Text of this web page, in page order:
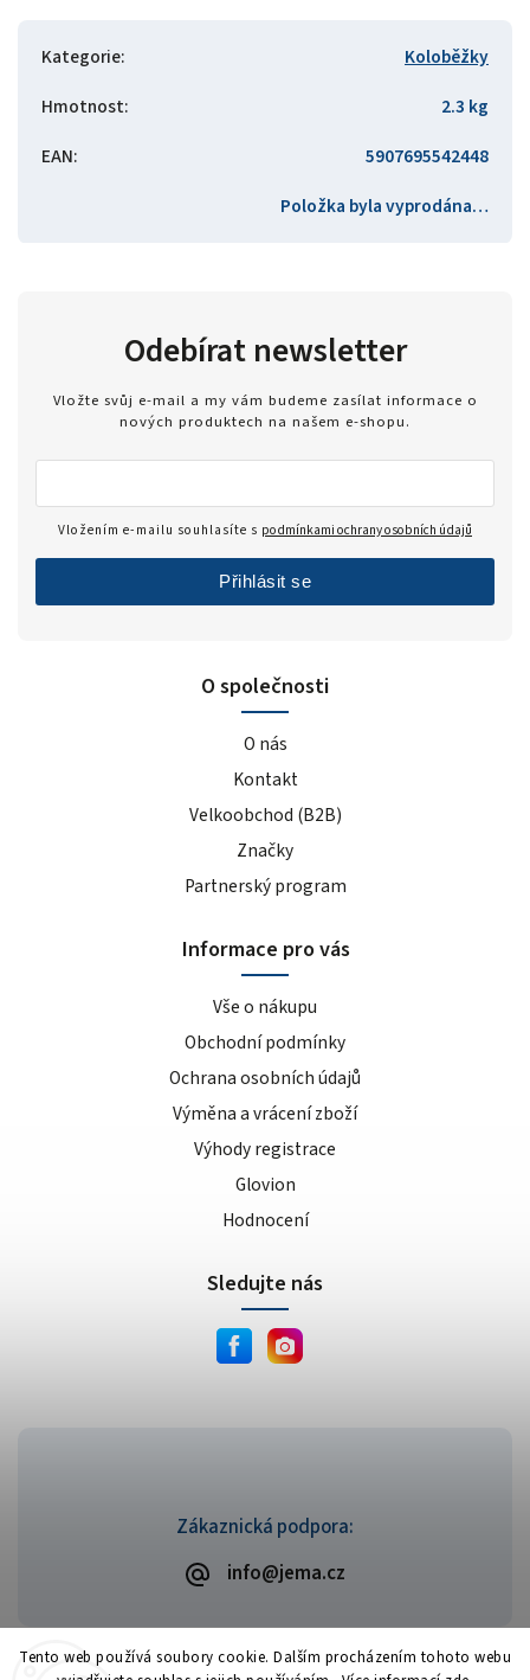
Tento web používá soubory cookie. Dalším procházením tohoto webu
Kategorie:
Koloběžky
Hmotnost:
2.3 kg
EAN:
5907695542448
Položka byla vyprodána…
Zákaznická podpora:
info@jema.cz
O společnosti
O nás
Kontakt
Velkoobchod (B2B)
Značky
Partnerský program
Informace pro vás
Vše o nákupu
Obchodní podmínky
Ochrana osobních údajů
Výměna a vrácení zboží
Výhody registrace
Glovion
Hodnocení
Odebírat newsletter
Vložte svůj e-mail a my vám budeme zasílat informace o
nových produktech na našem e-shopu.
Vložením e-mailu souhlasíte s podmínkami ochrany osobních údajů
Přihlásit se
Sledujte nás